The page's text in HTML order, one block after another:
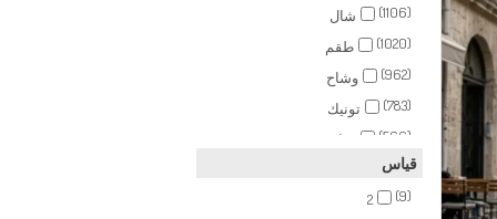
شال
(1106)
طقم
(1020)
وشاح
(962)
تونيك
(783)
عباءه
(566)
فساتين سهرة بتصميم اسلامي
(484)
قياس
2
(9)